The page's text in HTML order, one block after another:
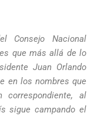
Consejo Nacional
que más allá de lo
Juan Orlando
en los nombres que
al
sigue campando el